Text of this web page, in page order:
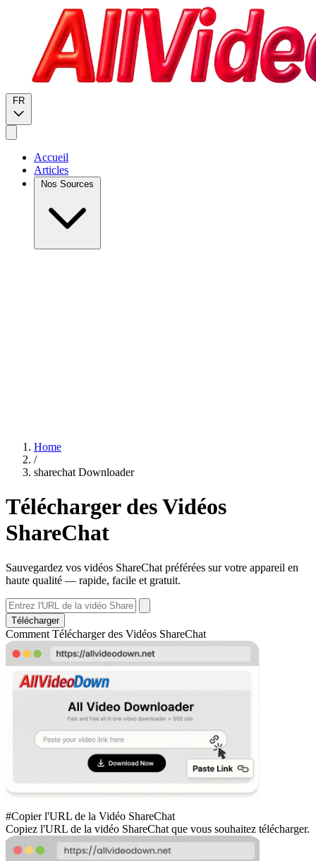
FR
Accueil
Articles
Nos Sources
Home
/
sharechat Downloader
Télécharger des Vidéos
ShareChat
Sauvegardez vos vidéos ShareChat préférées sur votre appareil en
haute qualité — rapide, facile et gratuit.
Télécharger
Comment Télécharger des Vidéos ShareChat
#Copier l'URL de la Vidéo ShareChat
Copiez l'URL de la vidéo ShareChat que vous souhaitez télécharger.